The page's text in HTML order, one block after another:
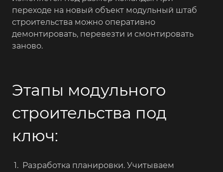
переходе на новый объект модульный штаб
строительства можно оперативно
демонтировать, перевезти и смонтировать
заново.
Этапы модульного
строительства под
ключ:
Разработка планировки. Учитываем